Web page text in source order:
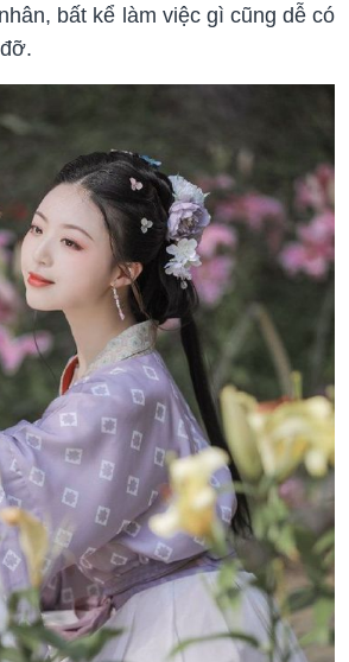
bất kể làm việc gì cũng dễ có